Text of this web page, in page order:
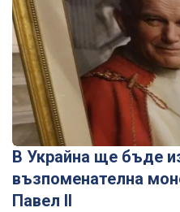
В Украйна ще бъде
възпоменателна
Павел II